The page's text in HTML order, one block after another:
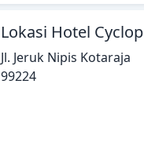
Lokasi Hotel Cyclop
Jl. Jeruk Nipis Kotaraja
99224